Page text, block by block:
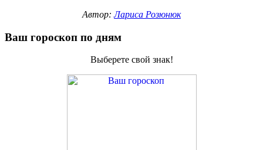
Автор:Лариса Розюнюк
Ваш гороскоп по дням
Выберете свой знак!